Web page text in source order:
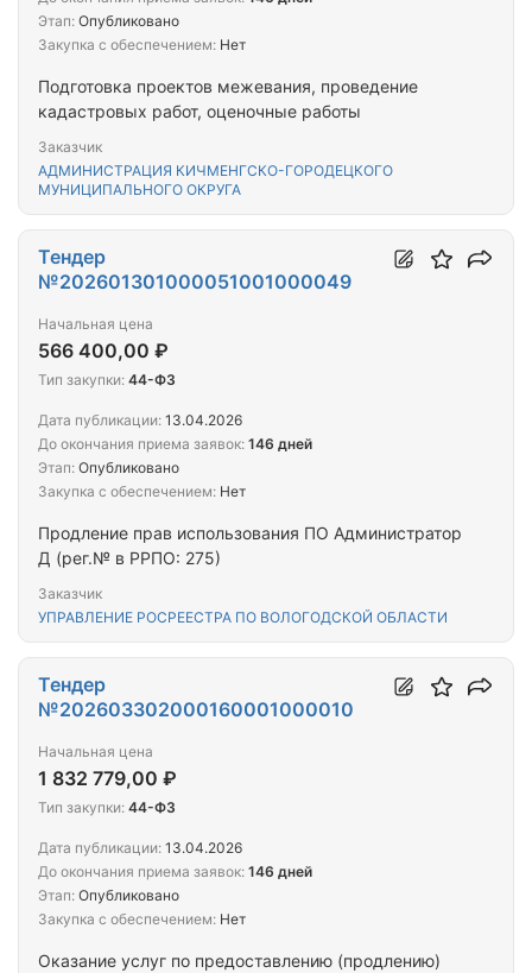
Подготовка проектов межевания, проведение
кадастровых работ, оценочные работы
Заказчик
АДМИНИСТРАЦИЯ КИЧМЕНГСКО-ГОРОДЕЦКОГО
МУНИЦИПАЛЬНОГО ОКРУГА
Этап: Опубликовано
Закупка с обеспечением: Нет
Продление прав использования ПО Администратор
Д (рег.№ в РРПО: 275)
Заказчик
УПРАВЛЕНИЕ РОСРЕЕСТРА ПО ВОЛОГОДСКОЙ ОБЛАСТИ
Тендер
№202601301000051001000049
Начальная цена
566 400,00 ₽
Тип закупки: 44-ФЗ
Дата публикации: 13.04.2026
До окончания приема заявок: 146 дней
Этап: Опубликовано
Закупка с обеспечением: Нет
Оказание услуг по предоставлению (продлению)
Тендер
№202603302000160001000010
Начальная цена
1 832 779,00 ₽
Тип закупки: 44-ФЗ
Дата публикации: 13.04.2026
До окончания приема заявок: 146 дней
Этап: Опубликовано
Закупка с обеспечением: Нет